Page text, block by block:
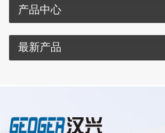
产品中心
最新产品